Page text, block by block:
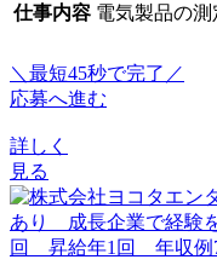
仕事内容 電気製品の
＼最短45秒で完了／
応募へ進む
詳しく
見る